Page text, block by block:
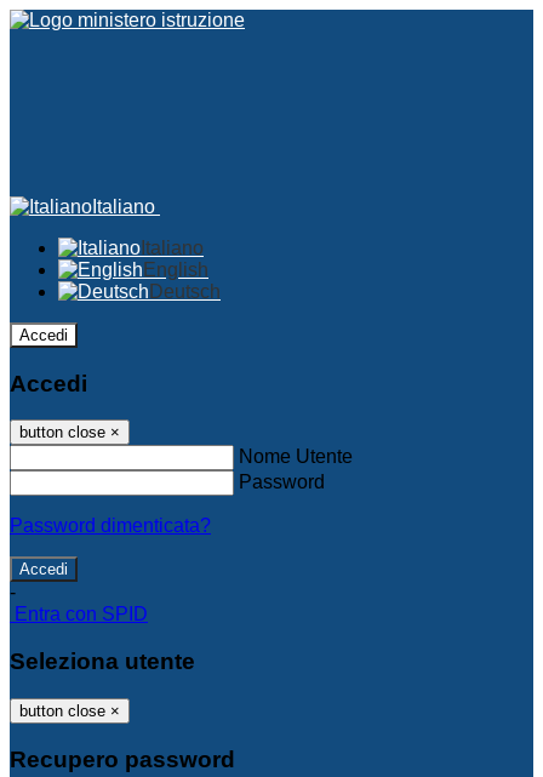
Italiano
Italiano
English
Deutsch
Accedi
Accedi
button close ×
Nome Utente
Password
Password dimenticata?
-
Entra con SPID
Seleziona utente
button close ×
Recupero password